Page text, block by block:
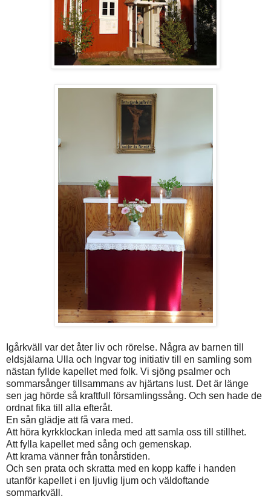
Igårkväll var det åter liv och rörelse. Några av barnen till
eldsjälarna Ulla och Ingvar tog initiativ till en samling som
nästan fyllde kapellet med folk. Vi sjöng psalmer och
sommarsånger tillsammans av hjärtans lust. Det är länge
sen jag hörde så kraftfull församlingssång. Och sen hade de
ordnat fika till alla efteråt.
En sån glädje att få vara med.
Att höra kyrkklockan inleda med att samla oss till stillhet.
Att fylla kapellet med sång och gemenskap.
Att krama vänner från tonårstiden.
Och sen prata och skratta med en kopp kaffe i handen
utanför kapellet i en ljuvlig ljum och väldoftande
sommarkväll.